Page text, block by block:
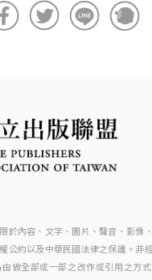
於內容、文字、圖片、聲音、影像
公約以及中華民國法律之保護。非
做全部或一部之改作或引用之方